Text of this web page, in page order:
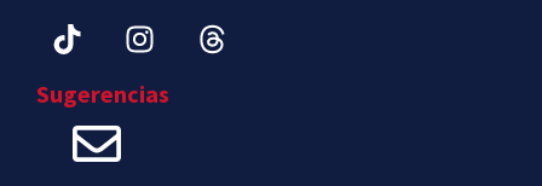
Sugerencias